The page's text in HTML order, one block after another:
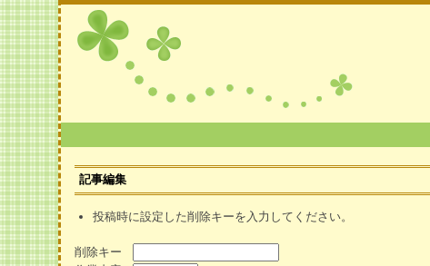
記事編集
投稿時に設定した削除キーを入力してください。
削除キー